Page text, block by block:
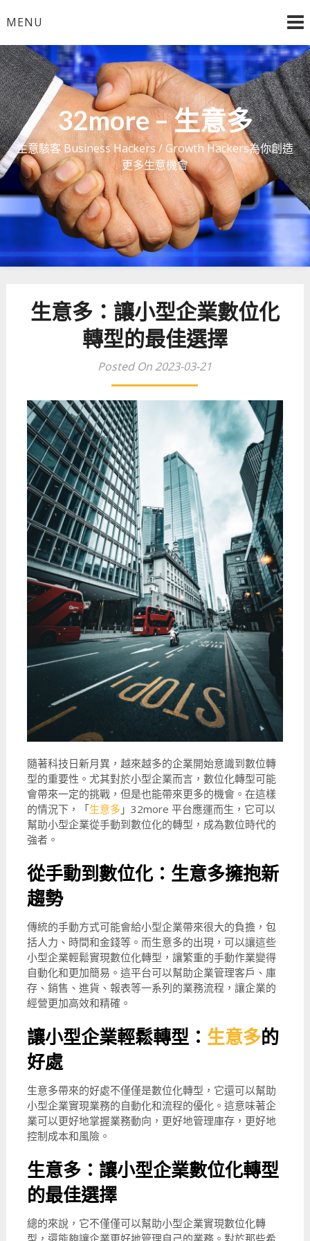
toMENU
32more – 生意多
生意駭客 Business Hackers / Growth Hackers為你創造
更多生意機會
生意多：讓小型企業數位化
轉型的最佳選擇
Posted On 2023-03-21
隨著科技日新月異，越來越多的企業開始意識到數位轉
型的重要性。尤其對於小型企業而言，數位化轉型可能
會帶來一定的挑戰，但是也能帶來更多的機會。在這樣
的情況下，「生意多 」32more 平台應運而生，它可以
幫助小型企業從手動到數位化的轉型，成為數位時代的
強者。
從手動到數位化：生意多擁抱新
趨勢
傳統的手動方式可能會給小型企業帶來很大的負擔，包
括人力、時間和金錢等。而生意多的出現，可以讓這些
小型企業輕鬆實現數位化轉型，讓繁重的手動作業變得
自動化和更加簡易。這平台可以幫助企業管理客戶、庫
存、銷售、進貨、報表等一系列的業務流程，讓企業的
經營更加高效和精確。
讓小型企業輕鬆轉型： 生意多的
好處
生意多帶來的好處不僅僅是數位化轉型，它還可以幫助
小型企業實現業務的自動化和流程的優化。這意味著企
業可以更好地掌握業務動向，更好地管理庫存，更好地
控制成本和風險。
生意多：讓小型企業數位化轉型
的最佳選擇
總的來說，它不僅僅可以幫助小型企業實現數位化轉